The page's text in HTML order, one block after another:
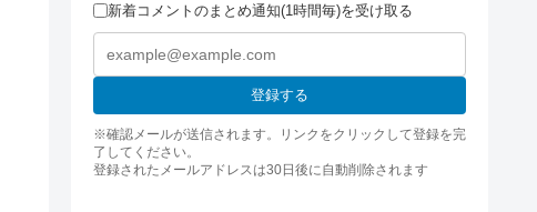
新着コメントのまとめ通知(1時間毎)を受け取る
登録する
※確認メールが送信されます。リンクをクリックして登録を完
了してください。
登録されたメールアドレスは30日後に自動削除されます